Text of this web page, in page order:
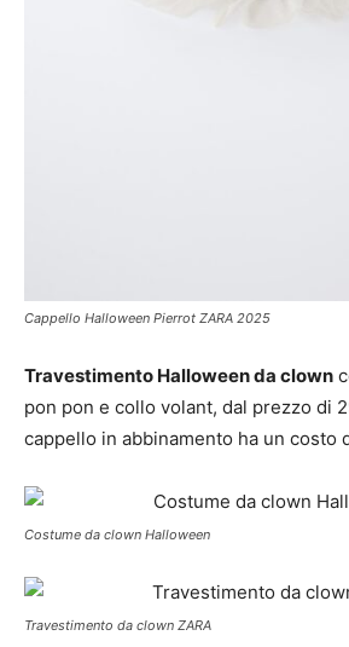
Cappello Halloween Pierrot ZARA 2025
Travestimento Halloween da clown
pon pon e collo volant, dal prezzo di
cappello in abbinamento ha un costo
Costume da clown Halloween
Travestimento da clown ZARA